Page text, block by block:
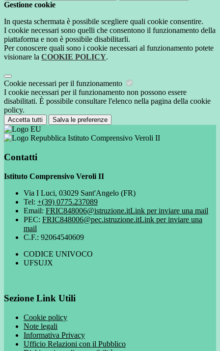
Gestione cookie
In questa schermata è possibile scegliere quali cookie consentire.
I cookie necessari sono quelli che consentono il funzionamento della
piattaforma e non è possibile disabilitarli.
Per conoscere quali sono i cookie necessari al funzionamento potete
visionare la COOKIE POLICY.
Cookie necessari per il funzionamento
I cookie necessari per il funzionamento non possono essere
disabilitati. È possibile consultare l'elenco nella pagina della cookie
policy.
Accetta tutti Salva le preferenze
Istituto Comprensivo Veroli II
Contatti
Istituto Comprensivo Veroli II
Via I Luci, 03029 Sant'Angelo (FR)
Tel: +(39) 0775.237089
Email: FRIC848006@istruzione.itLink per inviare una mail
PEC: FRIC848006@pec.istruzione.itLink per inviare una
mail
C.F.: 92064540609
CODICE UNIVOCO
UFSUJX
Sezione Link Utili
Cookie policy
Note legali
Informativa Privacy
Ufficio Relazioni con il Pubblico